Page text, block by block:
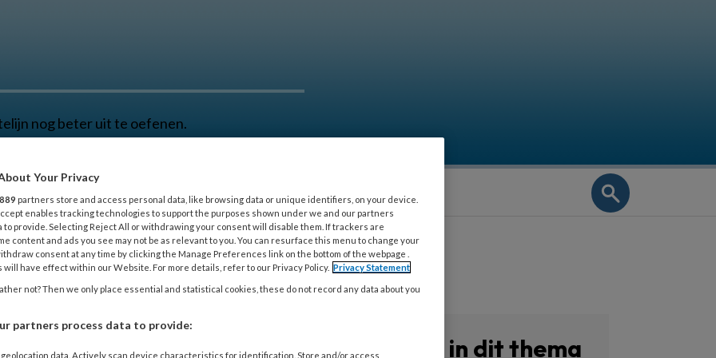
nog beter uit te oefenen.
THEMA’S KLEINE KWALEN SHOP NIEUWSBRIEF
de zorg aan de patiënt met
Zoeken in dit thema
Your Privacy
889 partners store and access personal data, like browsing data or unique identifiers, on your device.
enables tracking technologies to support the purposes shown under we and our partners
to provide. Selecting Reject All or withdrawing your consent will disable them. If trackers are
content and ads you see may not be as relevant to you. You can resurface this menu to change your
consent at any time by clicking the Manage Preferences link on the bottom of the webpage .
will have effect within our Website. For more details, refer to our Privacy Policy. Privacy Statement
not? Then we only place essential and statistical cookies, these do not record any data about you
partners process data to provide:
data. Actively scan device characteristics for identification. Store and/or access